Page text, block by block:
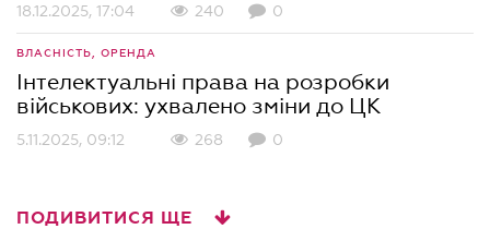
18.12.2025, 17:04 240 0
ВЛАСНІСТЬ, ОРЕНДА
Інтелектуальні права на розробки
військових: ухвалено зміни до ЦК
5.11.2025, 09:12 268 0
ПОДИВИТИСЯ ЩЕ